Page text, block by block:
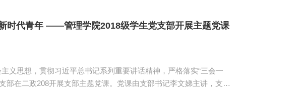
积极性有...
时代青年 ——管理学院2018级学生党支部开展主题党课
思想，贯彻习近平总书记系列重要讲话精神，严格落实“三会一
部在二政208开展支部主题党课。党课由支部书记李文娣主讲，支部